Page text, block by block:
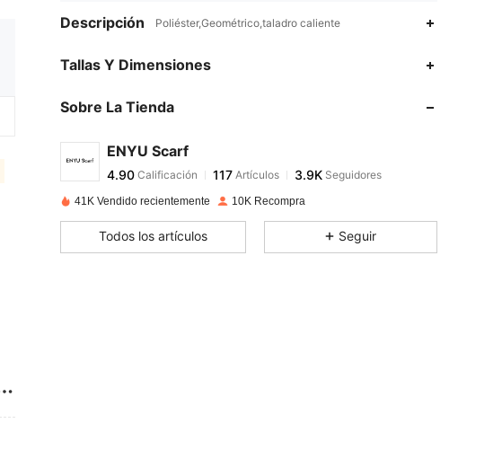
Descripción Poliéster,Geométrico,taladro caliente
Tallas Y Dimensiones
Sobre La Tienda
ENYU Scarf
4.90
4.90
Calificación
a***7seguidoHace 1 día
4.90
41K Vendido recientemente 10K Recompra
Todos los artículos Seguir